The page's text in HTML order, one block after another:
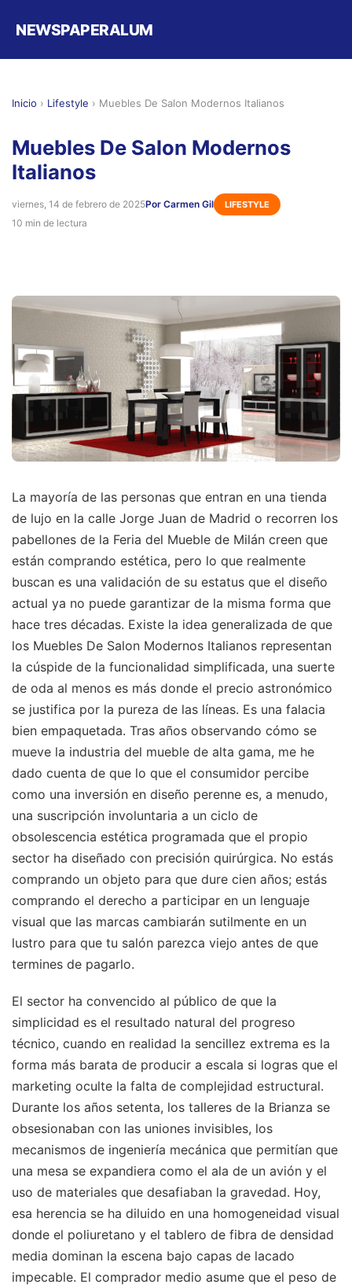
NEWSPAPERALUM
Inicio › Lifestyle › Muebles De Salon Modernos Italianos
Muebles De Salon Modernos
Italianos
viernes, 14 de febrero de 2025Por Carmen Gil LIFESTYLE
10 min de lectura
La mayoría de las personas que entran en una tienda
de lujo en la calle Jorge Juan de Madrid o recorren los
pabellones de la Feria del Mueble de Milán creen que
están comprando estética, pero lo que realmente
buscan es una validación de su estatus que el diseño
actual ya no puede garantizar de la misma forma que
hace tres décadas. Existe la idea generalizada de que
los Muebles De Salon Modernos Italianos representan
la cúspide de la funcionalidad simplificada, una suerte
de oda al menos es más donde el precio astronómico
se justifica por la pureza de las líneas. Es una falacia
bien empaquetada. Tras años observando cómo se
mueve la industria del mueble de alta gama, me he
dado cuenta de que lo que el consumidor percibe
como una inversión en diseño perenne es, a menudo,
una suscripción involuntaria a un ciclo de
obsolescencia estética programada que el propio
sector ha diseñado con precisión quirúrgica. No estás
comprando un objeto para que dure cien años; estás
comprando el derecho a participar en un lenguaje
visual que las marcas cambiarán sutilmente en un
lustro para que tu salón parezca viejo antes de que
termines de pagarlo.
El sector ha convencido al público de que la
simplicidad es el resultado natural del progreso
técnico, cuando en realidad la sencillez extrema es la
forma más barata de producir a escala si logras que el
marketing oculte la falta de complejidad estructural.
Durante los años setenta, los talleres de la Brianza se
obsesionaban con las uniones invisibles, los
mecanismos de ingeniería mecánica que permitían que
una mesa se expandiera como el ala de un avión y el
uso de materiales que desafiaban la gravedad. Hoy,
esa herencia se ha diluido en una homogeneidad visual
donde el poliuretano y el tablero de fibra de densidad
media dominan la escena bajo capas de lacado
impecable. El comprador medio asume que el peso de